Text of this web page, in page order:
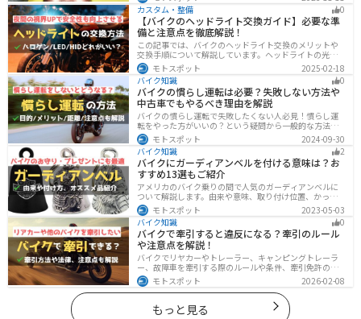
歩きたいもの。この記事では、そんな願いを叶えるた
め、王道から流行ファッションまでバイクに乗るときの
ファッションを解説します。
カスタム・整備
0
【バイクのヘッドライト交換ガイド】必要な準
備と注意点を徹底解説！
この記事では、バイクのヘッドライト交換のメリットや
交換手順について解説しています。ヘッドライトの光が
弱くなっていませんか？夜間の視界を改善するために
は、適切なヘッドライト交換が必要です。自分で交換す
る方法からショップに依頼する場合の費用までわかりや
すくお伝えします！
モトスポット
2025-02-18
バイク知識
0
バイクの慣らし運転は必要？失敗しない方法や
中古車でもやるべき理由を解説
バイクの慣らし運転で失敗したくない人必見！慣らし運
転をやった方がいいの？という疑問から一般的な方法、
メーカ推奨の方法まで具体的に解説します。注意点や中
古車でもやった方がいいのか慣らし運転後にやるべきこ
ともまとめたので、これからバイクを買おうとしている
人は参考にしてください。
モトスポット
2024-09-30
バイク知識
2
バイクにガーディアンベルを付ける意味は？お
すすめ13選もご紹介
アメリカのバイク乗りの間で人気のガーディアンベルに
ついて解説します。由来や意味、取り付け位置、かっこ
いいオススメのガーディアンベルも紹介します。自分用
のお守りとしてだけでなく、プレゼントとしても最適な
ので、気になっている人は参考にしてみてください。
モトスポット
2023-05-03
バイク知識
0
バイクで牽引すると違反になる？牽引のルール
や注意点を解説！
バイクでリヤカーやトレーラー、キャンピングトレーラ
ー、故障車を牽引する際のルールや条件、牽引免許の有
無、速度制限、必要な装備をわかりやすく解説。メリッ
ト・デメリットや注意点も紹介し、安全にバイクの積載
力をアップする方法をまとめました。
モトスポット 2026-02-08
もっと見る